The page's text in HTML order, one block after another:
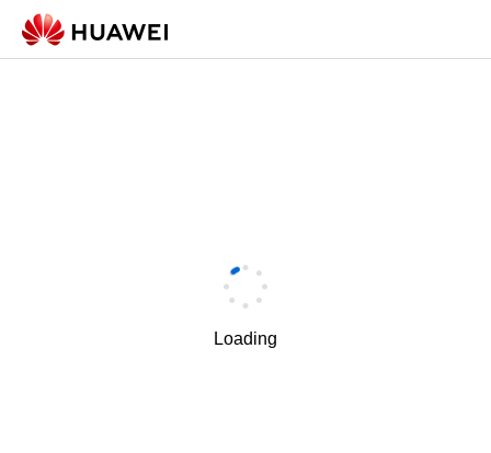
Loading